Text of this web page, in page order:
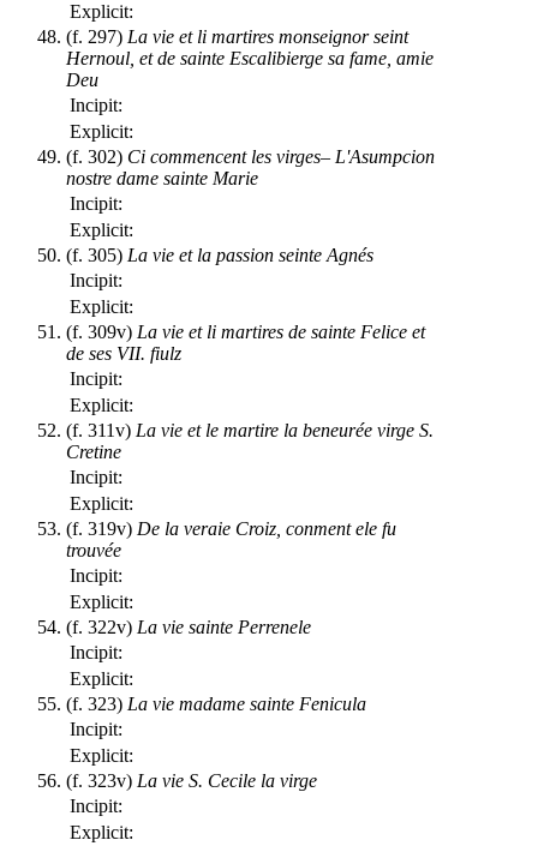
Explicit:
(f. 297) La vie et li martires monseignor seint
Hernoul, et de sainte Escalibierge sa fame, amie
Deu
Incipit:
Explicit:
(f. 302) Ci commencent les virges– L'Asumpcion
nostre dame sainte Marie
Incipit:
Explicit:
(f. 305) La vie et la passion seinte Agnés
Incipit:
Explicit:
(f. 309v) La vie et li martires de sainte Felice et
de ses VII. fiulz
Incipit:
Explicit:
(f. 311v) La vie et le martire la beneurée virge S.
Cretine
Incipit:
Explicit:
(f. 319v) De la veraie Croiz, conment ele fu
trouvée
Incipit:
Explicit:
(f. 322v) La vie sainte Perrenele
Incipit:
Explicit:
(f. 323) La vie madame sainte Fenicula
Incipit:
Explicit:
(f. 323v) La vie S. Cecile la virge
Incipit:
Explicit: